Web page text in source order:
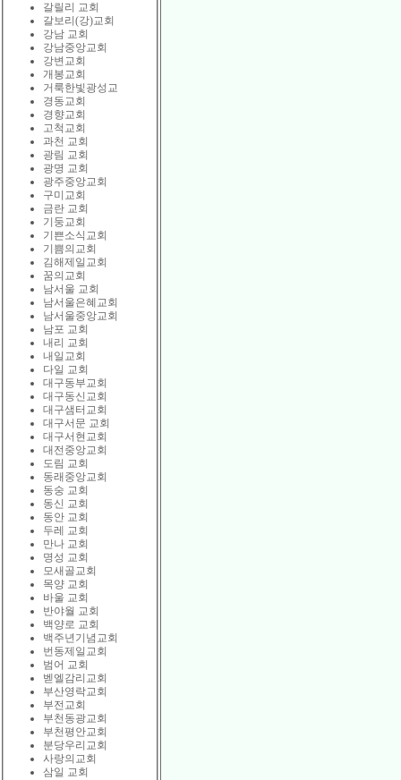
갈릴리 교회
갈보리(강)교회
강남 교회
강남중앙교회
강변교회
개봉교회
거룩한빛광성교
경동교회
경향교회
고척교회
과천 교회
광림 교회
광명 교회
광주중앙교회
구미교회
금란 교회
기둥교회
기쁜소식교회
기쁨의교회
김해제일교회
꿈의교회
남서울 교회
남서울은혜교회
남서울중앙교회
남포 교회
내리 교회
내일교회
다일 교회
대구동부교회
대구동신교회
대구샘터교회
대구서문 교회
대구서현교회
대전중앙교회
도림 교회
동래중앙교회
동숭 교회
동신 교회
동안 교회
두레 교회
만나 교회
명성 교회
모새골교회
목양 교회
바울 교회
반야월 교회
백양로 교회
백주년기념교회
번동제일교회
범어 교회
벧엘감리교회
부산영락교회
부전교회
부천동광교회
부천평안교회
분당우리교회
사랑의교회
삼일 교회